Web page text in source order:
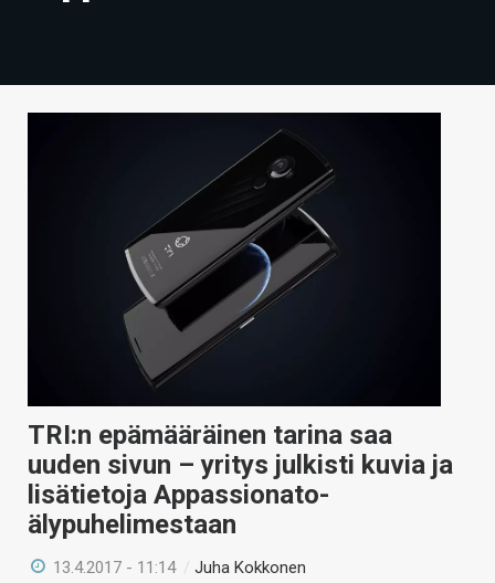
TECHBBS
TRI:n epämääräinen tarina saa
uuden sivun – yritys julkisti kuvia ja
lisätietoja Appassionato-
älypuhelimestaan
13.4.2017 - 11:14 /Juha Kokkonen